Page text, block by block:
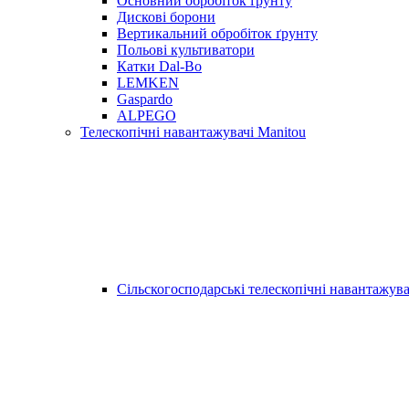
Дискові борони
Вертикальний обробіток ґрунту
Польові культиватори
Катки Dal-Bo
LEMKEN
Gaspardo
ALPEGO
Телескопічні навантажувачі Manitou
Сільскогосподарські телескопічні